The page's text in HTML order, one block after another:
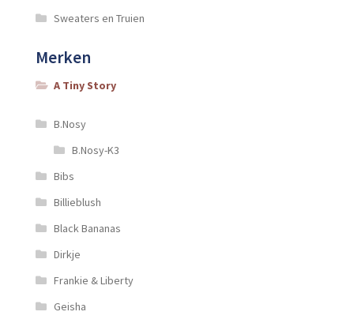
Sweaters en Truien
Merken
A Tiny Story
B.Nosy
B.Nosy-K3
Bibs
Billieblush
Black Bananas
Dirkje
Frankie & Liberty
Geisha